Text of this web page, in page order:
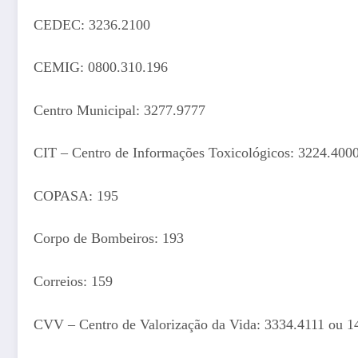
CEDEC: 3236.2100
CEMIG: 0800.310.196
Centro Municipal: 3277.9777
CIT – Centro de Informações Toxicológicos:
COPASA: 195
Corpo de Bombeiros: 193
Correios: 159
CVV – Centro de Valorização da Vida: 3334.4111 ou